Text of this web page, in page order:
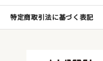
台湾グッズ
在庫限り
特定商取引法に基づく表記